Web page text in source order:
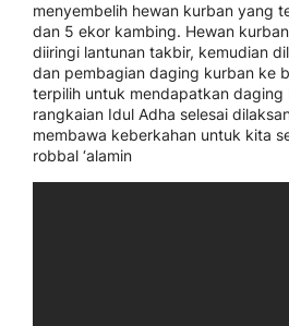
menyembelih hewan kurban yang
dan 5 ekor kambing. Hewan
diiringi lantunan takbir, kemudian
dan pembagian daging kurban ke
terpilih untuk mendapatkan daging
rangkaian Idul Adha selesai
membawa keberkahan untuk kita
robbal ‘alamin